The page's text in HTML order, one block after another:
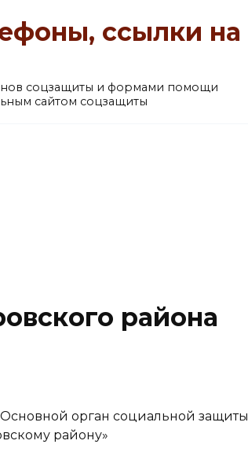
ссылки на
соцзащиты и формами помощи
сайтом соцзащиты
района
орган социальной защиты
району»